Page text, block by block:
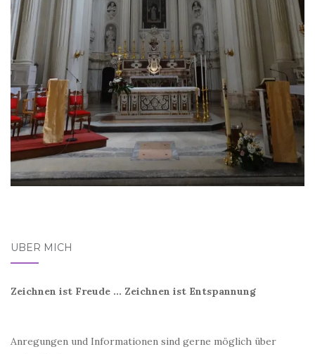
ÜBER MICH
Zeichnen ist Freude ... Zeichnen ist Entspannung
Anregungen und Informationen sind gerne möglich über